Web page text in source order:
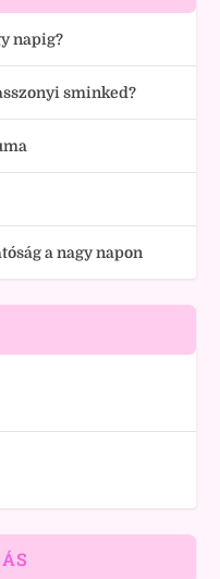
napig?
sminked?
a nagy napon